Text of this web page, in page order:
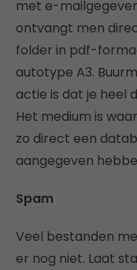
met e-
ontvangt men
folder in pdf-
autotype A3.
actie is dat je heel
Het medium is
zo direct een
aangegeven
Spam
Veel bestanden
er nog niet. Laat